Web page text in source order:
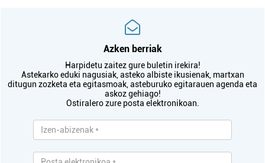
Azken berriak
Harpidetu zaitez gure buletin irekira!
Astekarko eduki nagusiak, asteko albiste ikusienak, martxan
ditugun zozketa eta egitasmoak, asteburuko egitarauen agenda eta
askoz gehiago!
Ostiralero zure posta elektronikoan.